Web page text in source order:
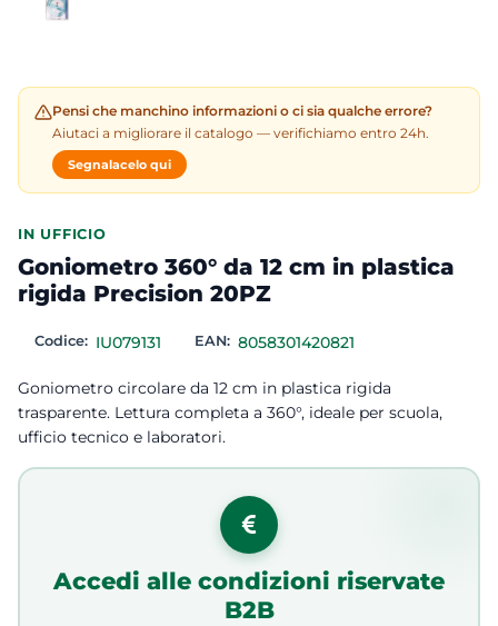
Pensi che manchino informazioni o ci sia qualche errore?
Aiutaci a migliorare il catalogo — verifichiamo entro 24h.
Segnalacelo qui
IN UFFICIO
Goniometro 360° da 12 cm in plastica
rigida Precision 20PZ
Codice: IU079131 EAN: 8058301420821
Goniometro circolare da 12 cm in plastica rigida
trasparente. Lettura completa a 360°, ideale per scuola,
ufficio tecnico e laboratori.
Accedi alle condizioni riservate
B2B